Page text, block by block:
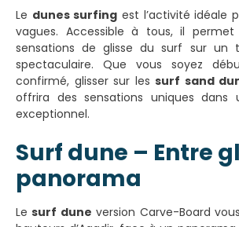
Le dunes surfing est l’activité idéale
vagues. Accessible à tous, il
sensations de glisse du surf sur un
spectaculaire. Que vous soyez
confirmé, glisser sur les surf sand
offrira des sensations uniques dans
exceptionnel.
Surf dune – Entre
panorama
Lesurf dune version Carve-Board